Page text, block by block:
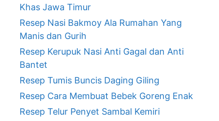
Khas Jawa Timur
Resep Nasi Bakmoy Ala Rumahan Yang
Manis dan Gurih
Resep Kerupuk Nasi Anti Gagal dan Anti
Bantet
Resep Tumis Buncis Daging Giling
Resep Cara Membuat Bebek Goreng Enak
Resep Telur Penyet Sambal Kemiri